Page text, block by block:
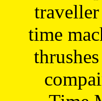
time